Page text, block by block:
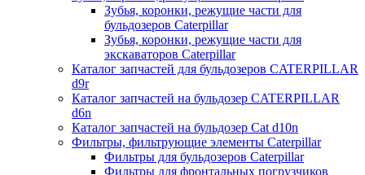
Зубья, коронки, режущие части для
бульдозеров Caterpillar
Зубья, коронки, режущие части для
экскаваторов Caterpillar
Каталог запчастей для бульдозеров CATERPILLAR
d9r
Каталог запчастей на бульдозер CATERPILLAR
d6n
Каталог запчастей на бульдозер Сat d10n
Фильтры, фильтрующие элементы Caterpillar
Фильтры для бульдозеров Caterpillar
Фильтры для фронтальных погрузчиков